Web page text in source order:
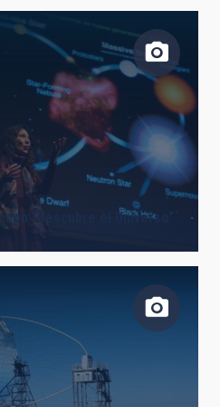
“Descubre el Universo”